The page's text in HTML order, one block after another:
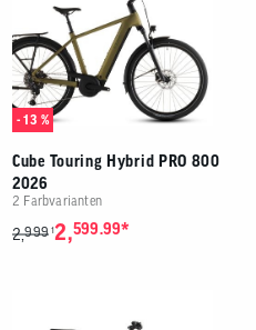
- 13 %
Cube Touring Hybrid PRO 800
2026
2 Farbvarianten
2,999 12,599.99*